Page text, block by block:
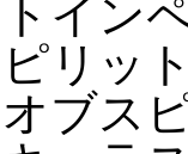
トイン
ピリッ
オブス